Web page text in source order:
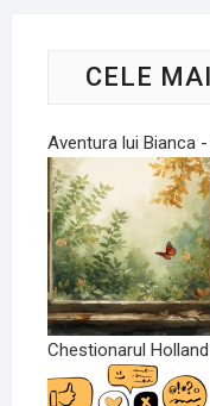
CELE
Aventura lui Bianca
Chestionarul